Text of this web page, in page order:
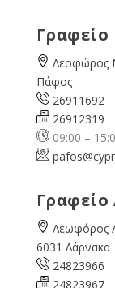
Λεοφώρος
Πάφος
26911692
26912319
09:00 –
Γραφείο
Λεωφόρος
6031 Λάρνακα
24823966
24823967